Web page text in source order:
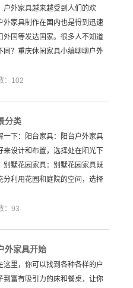
户外家具越来越受到人们的欢
外家具制作在国内也是得到迅速
外国等发达国家。很多人不知道
同？重庆休闲家具小编聊聊户外
：102
分类
一下：阳台家具：阳台户外家具
来设计和布置，选择处在阳光下
别墅花园家具：别墅花园家具既
分利用花园和庭院的空间，选择
：93
外家具开始
里，你可以找到各种各样的户
到富有吸引力的床和餐桌，让你